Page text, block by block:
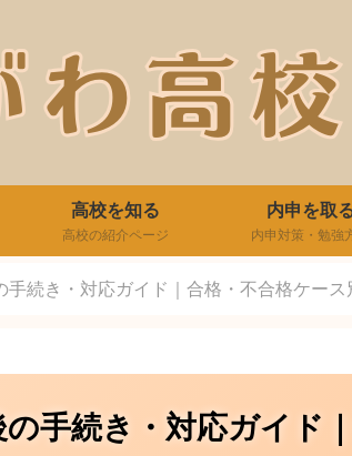
高校を知る
高校の紹介ページ
内申を取
内申対策・勉強
続き・対応ガイド｜合格・不合格ケース
手続き・対応ガイド